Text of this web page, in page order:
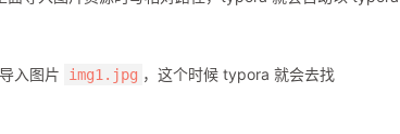
入图片 img1.jpg ，这个时候 typora 就会去找